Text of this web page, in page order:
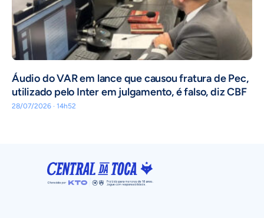
Áudio do VAR em lance que causou fratura de Pec,
utilizado pelo Inter em julgamento, é falso, diz CBF
28/07/2026 · 14h52